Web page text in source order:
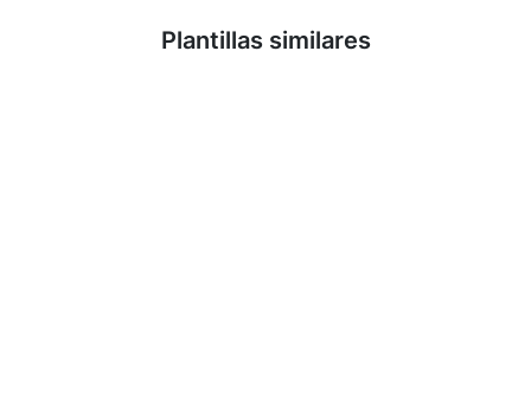
Plantillas similares
Saber más